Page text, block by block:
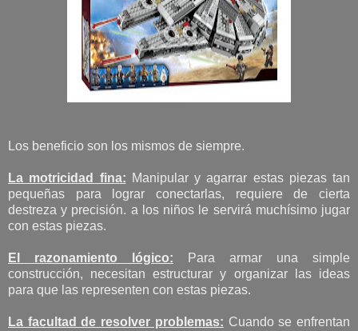
Los beneficio son los mismos de siempre.
La motricidad fina: Manipular y agarrar estas piezas tan
pequeñas para lograr conectarlas, requiere de cierta
destreza y precisión. a los niños le servirá muchísimo jugar
con estas piezas.
El razonamiento lógico: Para armar una simple
construcción, necesitan estructurar y organizar las ideas
para que las representen con estas piezas.
La facultad de resolver problemas: Cuando se enfrentan